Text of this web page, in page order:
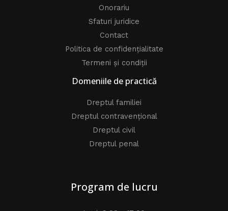
Onorariu
Sfaturi juridice
Contact
Politica de confidențialitate
Termeni și condiții
Domeniile de practică
Dreptul familiei
Dreptul contravențional
Dreptul civil
Dreptul penal
Program de lucru